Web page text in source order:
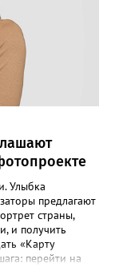
Улыбка
предлагают
страны,
и получить
«Карту
перейти на